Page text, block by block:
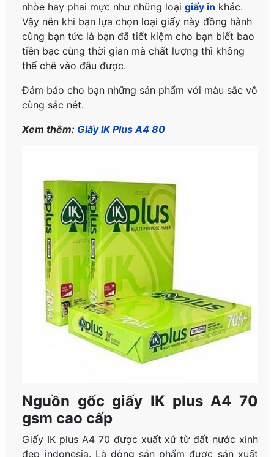
nhòe hay phai mực như những loạigiấy in khác.
Vậy nên khi bạn lựa chọn loại giấy này đồng hành
cùng bạn tức là bạn đã tiết kiệm cho bạn biết bao
tiền bạc cùng thời gian mà chất lượng thì không
thể chê vào đâu được.
Đảm bảo cho bạn những sản phẩm với màu sắc vô
cùng sắc nét.
Xem thêm: Giấy IK Plus A4 80
Nguồn gốc giấy IK plus A4 70
gsm cao cấp
Giấy IK plus A4 70 được xuất xứ từ đất nước xinh
đẹp indonesia. Là dòng sản phẩm được sản xuất